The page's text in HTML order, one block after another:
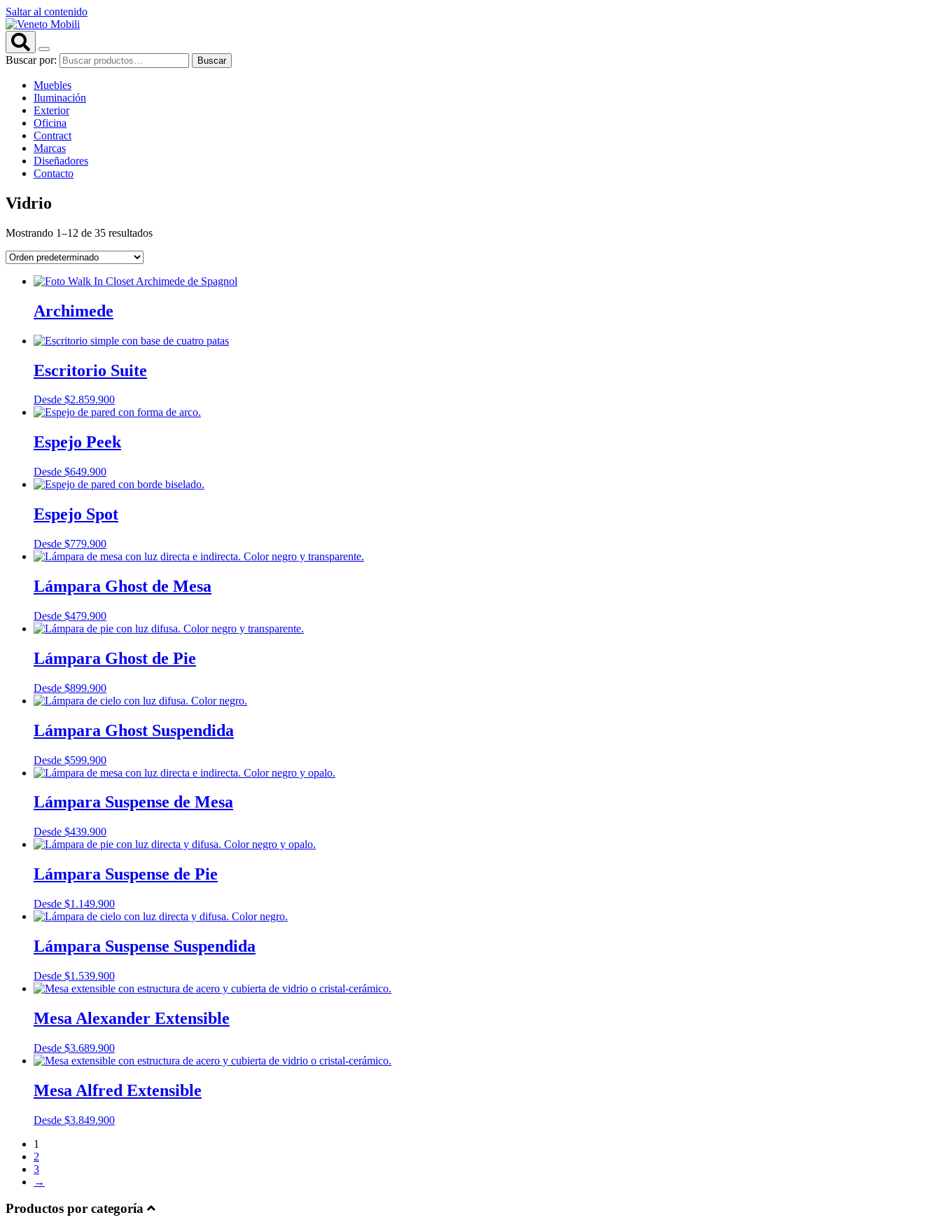
Saltar al contenido
Buscar por: Buscar
Muebles
Iluminación
Exterior
Oficina
Contract
Marcas
Diseñadores
Contacto
Vidrio
Mostrando 1–12 de 35 resultados
Archimede
Escritorio Suite
Desde $2.859.900
Espejo Peek
Desde $649.900
Espejo Spot
Desde $779.900
Lámpara Ghost de Mesa
Desde $479.900
Lámpara Ghost de Pie
Desde $899.900
Lámpara Ghost Suspendida
Desde $599.900
Lámpara Suspense de Mesa
Desde $439.900
Lámpara Suspense de Pie
Desde $1.149.900
Lámpara Suspense Suspendida
Desde $1.539.900
Mesa Alexander Extensible
Desde $3.689.900
Mesa Alfred Extensible
Desde $3.849.900
1
2
3
→
Productos por categoría